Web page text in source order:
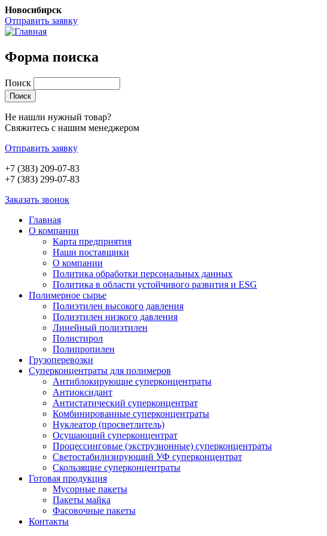
Новосибирск
Отправить заявку
Форма поиска
Поиск
Не нашли нужный товар?
Свяжитесь с нашим менеджером
Отправить заявку
+7 (383) 209-07-83
+7 (383) 299-07-83
Заказать звонок
Главная
О компании
Карта предприятия
Наши поставщики
О компании
Политика обработки персональных данных
Политика в области устойчивого развития и ESG
Полимерное сырье
Полиэтилен высокого давления
Полиэтилен низкого давления
Линейный полиэтилен
Полистирол
Полипропилен
Грузоперевозки
Суперконцентраты для полимеров
Антиблокирующие суперконцентраты
Антиоксидант
Антистатический суперконцентрат
Комбинированные суперконцентраты
Нуклеатор (просветлитель)
Осушающий суперконцентрат
Процессинговые (экструзионные) суперконцентраты
Светостабилизирующий УФ суперконцентрат
Скользящие суперконцентраты
Готовая продукция
Мусорные пакеты
Пакеты майка
Фасовочные пакеты
Контакты